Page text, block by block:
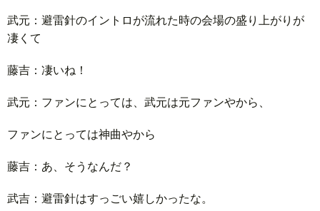
武元：避雷針のイントロが流れた時の会場の盛り上がりが
凄くて
藤吉：凄いね！
武元：ファンにとっては、武元は元ファンやから、
ファンにとっては神曲やから
藤吉：あ、そうなんだ？
武吉：避雷針はすっごい嬉しかったな。